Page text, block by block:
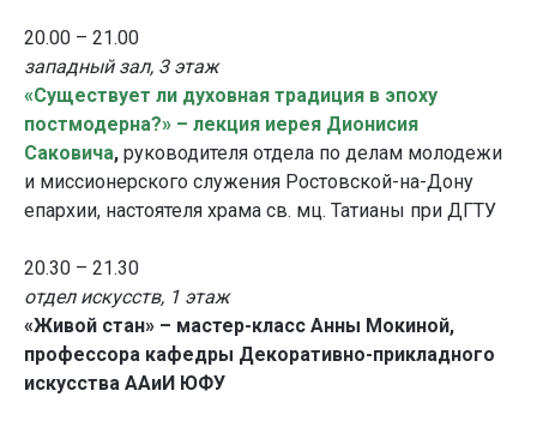
20.00 – 21.00
западный зал, 3 этаж
«Существует ли духовная традиция в эпоху
постмодерна?» – лекция иерея Дионисия
Саковича, руководителя отдела по делам молодежи
и миссионерского служения Ростовской-на-Дону
епархии, настоятеля храма св. мц. Татианы при ДГТУ
20.30 – 21.30
отдел искусств, 1 этаж
«Живой стан» – мастер-класс Анны Мокиной,
профессора кафедры Декоративно-прикладного
искусства ААиИ ЮФУ